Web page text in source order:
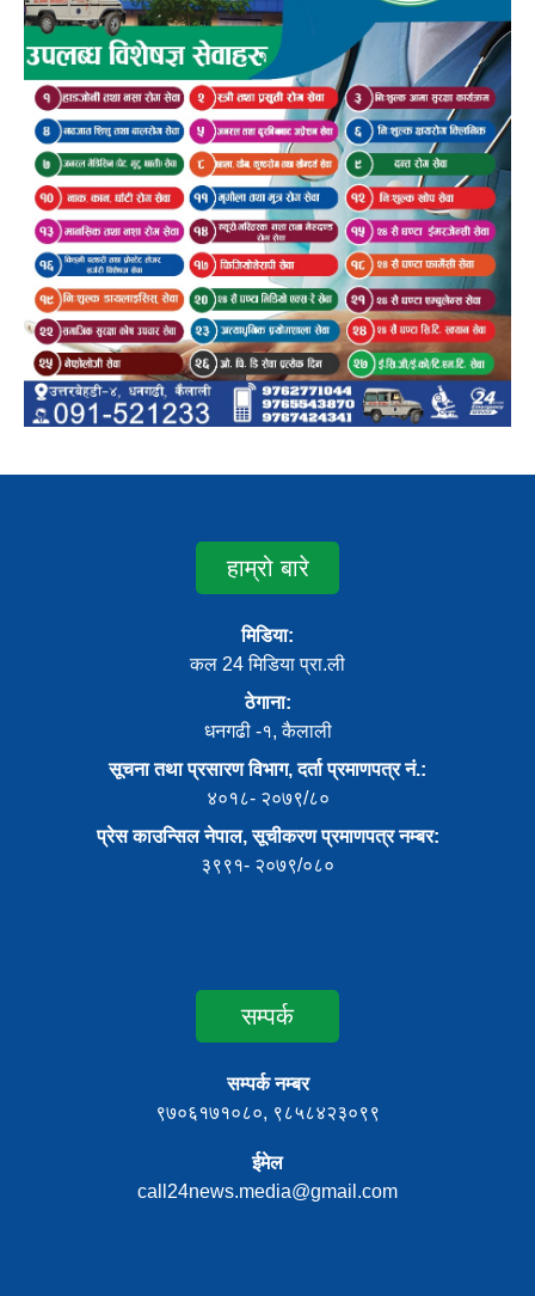
हाम्रो बारे
मिडिया:
कल 24 मिडिया प्रा.ली
ठेगाना:
धनगढी -१, कैलाली
सूचना तथा प्रसारण विभाग, दर्ता प्रमाणपत्र नं.:
४०१८- २०७९/८०
प्रेस काउन्सिल नेपाल, सूचीकरण प्रमाणपत्र नम्बर:
३९९१- २०७९/०८०
सम्पर्क
सम्पर्क नम्बर
९७०६१७१०८०, ९८५८४२३०९९
ईमेल
call24news.media@gmail.com